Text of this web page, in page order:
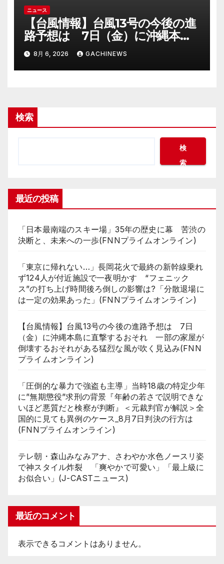
ニュース
【台風情報】台風13号の今後の進
路予想は 7日（金）に沖縄本島
に直撃するおそれ 一部の家屋が
倒壊するおそれがある猛烈な風が
吹く見込み(FNNプライムオンラ
8月 6, 2026 GACHINEWS
検索
検
索
最近の投稿
「日本最南端のスキー場」35年の歴史に幕 苦渋の
決断と、未来への一歩(FNNプライムオンライン)
「東京に帰れない…」長岡花火で最終の新幹線乗れ
ず124人が付近施設で一夜明かす “フェニック
ス”の打ち上げ時間後ろ倒しの影響は?「分散退場に
は一定の効果あった」(FNNプライムオンライン)
【台風情報】台風13号の今後の進路予想は 7日
（金）に沖縄本島に直撃するおそれ 一部の家屋が
倒壊するおそれがある猛烈な風が吹く見込み(FNN
プライムオンライン)
「圧倒的な暴力で強盗も主導」当時18歳の特定少年
に”無期懲役”求刑の背景『年齢の若さで説明できな
いほど悪質だと検察が判断』＜元裁判官が解説＞全
国的に見ても異例のケース_8月7日判決の行方は
(FNNプライムオンライン)
テレ朝・森山みなみアナ、さわやか水色ノースリ姿
で神スタイル炸裂 「爽やかで可愛い」「最上級に
お似合い」(J-CASTニュース)
最近のコメント
表示できるコメントはありません。